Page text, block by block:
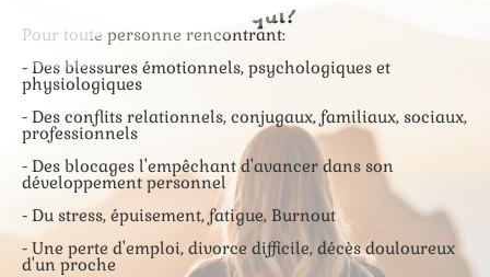
Pour qui?
Pour toute personne rencontrant:
- Des blessures émotionnels, psychologiques et
physiologiques
- Des conflits relationnels, conjugaux, familiaux, sociaux,
professionnels
- Des blocages l'empêchant d'avancer dans son
développement personnel
- Du stress, épuisement, fatigue, Burnout
- Une perte d'emploi, divorce difficile, décès douloureux
d'un proche